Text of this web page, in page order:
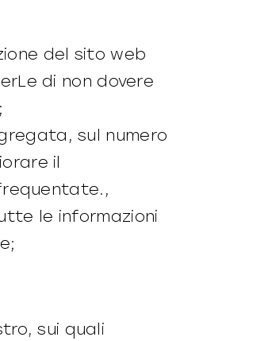
del sito web
di non dovere
sul numero
il
le informazioni
sui quali